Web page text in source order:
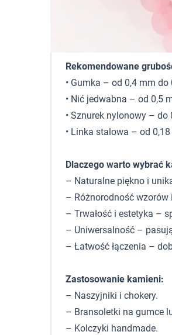
Rekomendowane
• Gumka – od 0,4 mm do
• Nić jedwabna – od 0,5
• Sznurek nylonowy – do
• Linka stalowa – od
Dlaczego warto wybrać
– Naturalne piękno i
– Różnorodność
– Trwałość i estetyka –
– Uniwersalność –
– Łatwość łączenia –
Zastosowanie kamieni:
– Naszyjniki i chokery.
– Bransoletki na gumce
– Kolczyki handmade.